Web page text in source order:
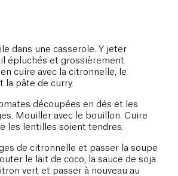
dans une casserole. Y jeter
épluchés et grossièrement
cuire avec la citronnelle, le
la pâte de curry.
découpées en dés et les
Mouiller avec le bouillon. Cuire
les lentilles soient tendres.
de citronnelle et passer la soupe
le lait de coco, la sauce de soja
vert et passer à nouveau au